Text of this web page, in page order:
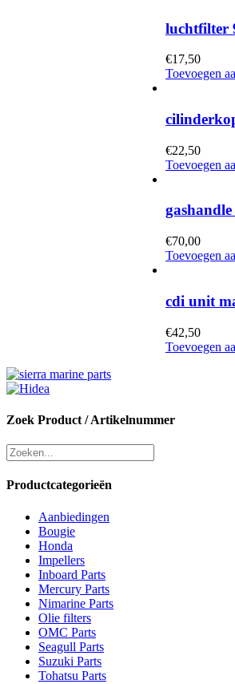
luchtfilter
€17,50
Toevoegen
€22,50
Toevoegen
€70,00
Toevoegen
cdi unit
€42,50
Toevoegen
Zoek Product / Artikelnummer
Productcategorieën
Aanbiedingen
Bougie
Honda
Impellers
Inboard Parts
Mercury Parts
Nimarine Parts
Olie filters
OMC Parts
Seagull Parts
Suzuki Parts
Tohatsu Parts